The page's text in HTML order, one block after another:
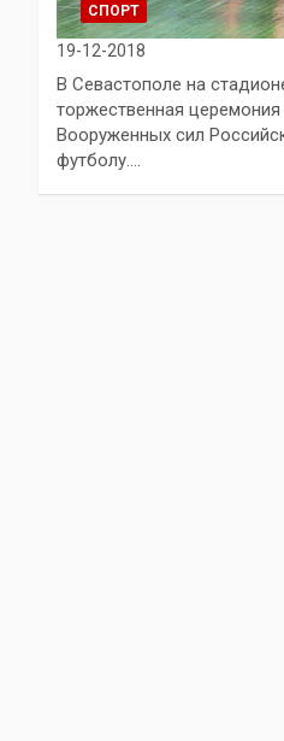
СПОРТ
19-12-2018
В Севастополе на
торжественная
Вооруженных сил
футболу.…